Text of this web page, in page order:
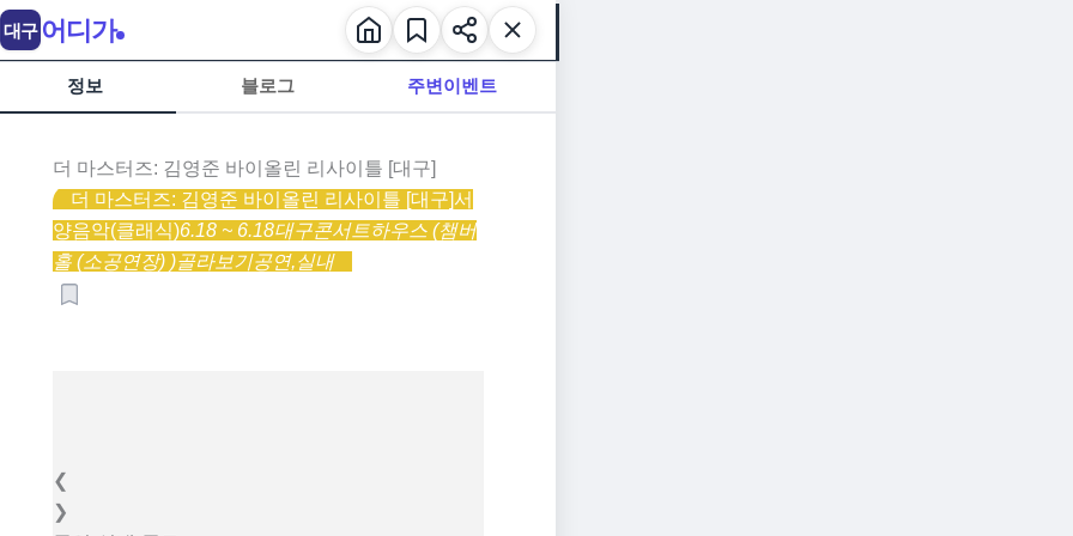
정보 블로그 주변이벤트
더 마스터즈: 김영준 바이올린 리사이틀 [대구]
더 마스터즈: 김영준 바이올린 리사이틀 [대구]서
양음악(클래식)6.18 ~ 6.18대구콘서트하우스 (챔버
홀 (소공연장) )골라보기공연,실내
❮
❯
대구 어디가